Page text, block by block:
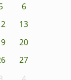
6
13
20
27